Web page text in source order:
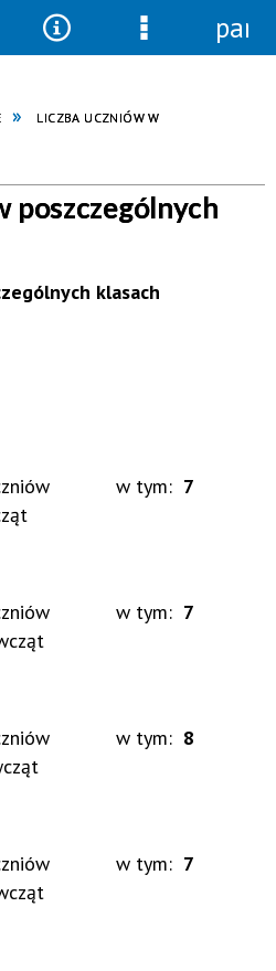
LICZBA UCZNIÓW W
poszczególnych
klasach
w tym: 7
w tym: 7
w tym: 8
w tym: 7
NarzędziaMenu